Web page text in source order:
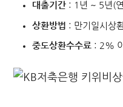
대출기간: 1년 ~ 5년(
상환방법 : 만기일시상
중도상환수수료: 2%